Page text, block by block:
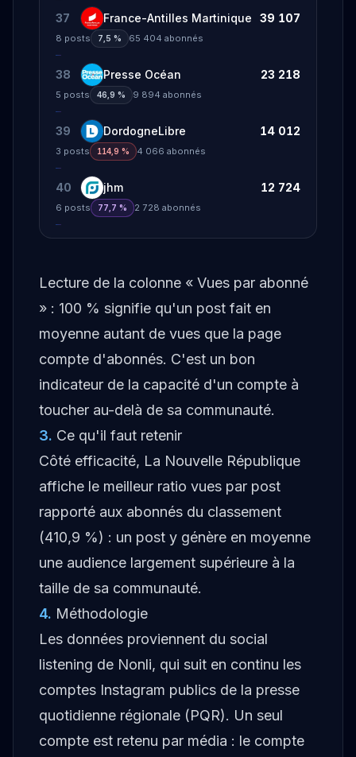
37 France-Antilles Martinique 39 107
8 posts 7,5 % 65 404 abonnés
38 Presse Océan 23 218
5 posts 46,9 % 9 894 abonnés
39 DordogneLibre 14 012
3 posts 114,9 % 4 066 abonnés
40 jhm 12 724
6 posts 77,7 % 2 728 abonnés
Lecture de la colonne « Vues par abonné
» : 100 % signifie qu'un post fait en
moyenne autant de vues que la page
compte d'abonnés. C'est un bon
indicateur de la capacité d'un compte à
toucher au-delà de sa communauté.
3. Ce qu'il faut retenir
Côté efficacité, La Nouvelle République
affiche le meilleur ratio vues par post
rapporté aux abonnés du classement
(410,9 %) : un post y génère en moyenne
une audience largement supérieure à la
taille de sa communauté.
4. Méthodologie
Les données proviennent du social
listening de Nonli, qui suit en continu les
comptes Instagram publics de la presse
quotidienne régionale (PQR). Un seul
compte est retenu par média : le compte